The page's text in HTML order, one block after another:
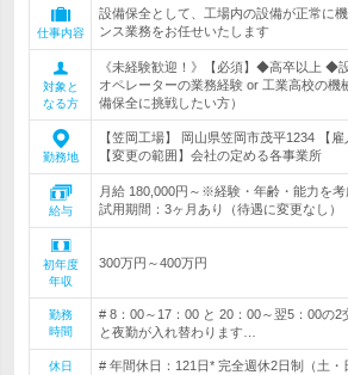
仕事内容
設備保全として、工場内の設備が正常に
ンス業務をお任せいたします
対象と
なる方
《未経験歓迎！》【必須】◆高卒以上 ◆
オペレーターの業務経験 or 工業高校の機
備保全に挑戦したい方）
勤務地
【笠岡工場】 岡山県笠岡市茂平1234 【
【変更の範囲】会社の定める各事業所
給与
月給 180,000円～※経験・年齢・能力を
試用期間：3ヶ月あり（待遇に変更なし）
初年度
年収
300万円～400万円
勤務
時間
# 8：00～17：00 と 20：00～翌5：00の
と夜勤が入れ替わります…
休日
# 年間休日：121日* 完全週休2日制（土・